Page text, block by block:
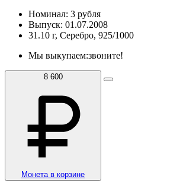
Номинал: 3 рубля
Выпуск: 01.07.2008
31.10 г, Серебро, 925/1000
Мы выкупаем:звоните!
8 600
Монета в корзине